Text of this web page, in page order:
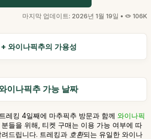
마지막 업데이트: 2026년 1월 19일 • 106K
와이나픽추의 가용성
이나픽추 가능 날짜
레킹 4일째에 마추픽추 방문과 함께 와이나픽
들을 위해, 티켓 구매는 이용 가능 여부에 따
드립니다. 트레킹과 호환되는 유일한 와이나